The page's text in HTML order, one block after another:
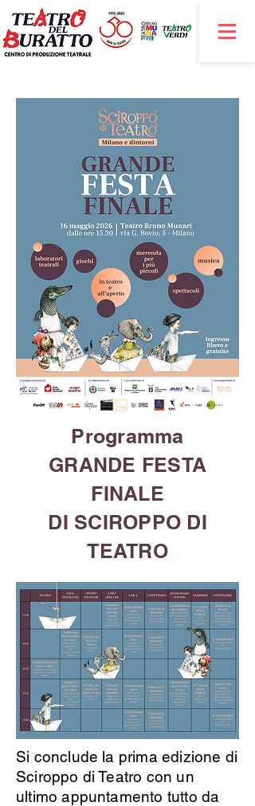
Programma
GRANDE FESTA
FINALE
DI SCIROPPO DI
TEATRO
Si conclude la prima edizione di
Sciroppo di Teatro con un
ultimo appuntamento tutto da